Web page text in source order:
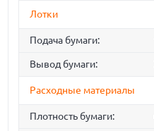
Лотки
Подача бумаги:
Вывод бумаги:
Расходные материалы
Плотность бумаги: